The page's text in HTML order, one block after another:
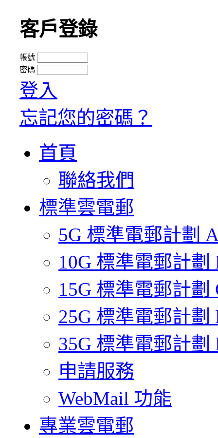
客戶登錄
帳號
密碼
登入
忘記您的密碼？
首頁
聯絡我們
標準雲電郵
5G 標準電郵計劃
10G 標準電郵計劃
15G 標準電郵計劃
25G 標準電郵計劃
35G 標準電郵計劃
申請服務
WebMail 功能
專業雲電郵